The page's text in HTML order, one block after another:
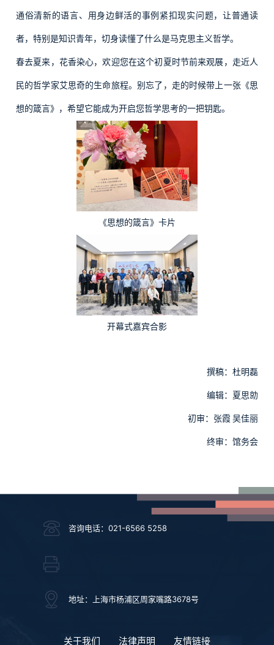
通俗清新的语言、用身边鲜活的事例紧扣现实问题，让普通读
者，特别是知识青年，切身读懂了什么是马克思主义哲学。
春去夏来，花香染心，欢迎您在这个初夏时节前来观展，走近人
民的哲学家艾思奇的生命旅程。别忘了，走的时候带上一张《思
想的箴言》，希望它能成为开启您哲学思考的一把钥匙。
《思想的箴言》卡片
开幕式嘉宾合影
撰稿：杜明磊
编辑：夏思勍
初审：张霞 吴佳丽
终审：馆务会
咨询电话：021-6566 5258
地址：上海市杨浦区周家嘴路3678号
关于我们 法律声明 友情链接